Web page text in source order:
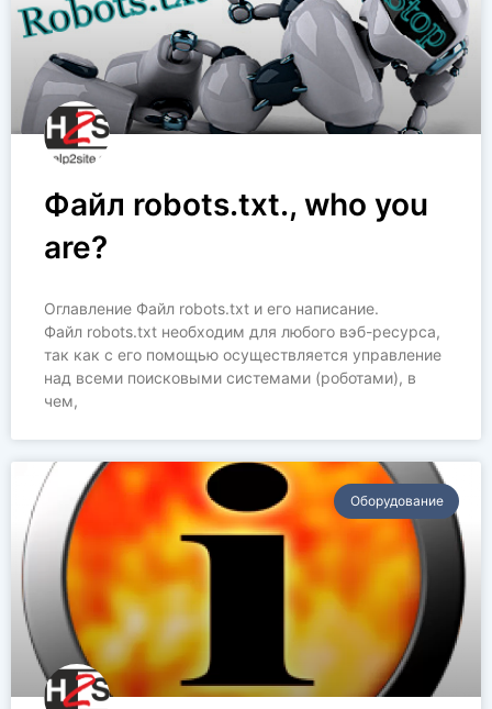
Файл robots.txt., who you
are?
Оглавление Файл robots.txt и его написание.
Файл robots.txt необходим для любого вэб-ресурса,
так как с его помощью осуществляется управление
над всеми поисковыми системами (роботами), в
чем,
Оборудование